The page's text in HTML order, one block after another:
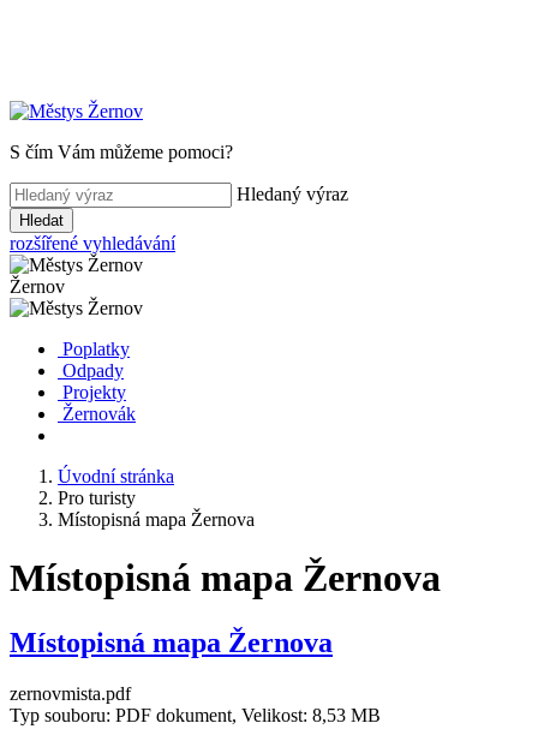
S čím Vám můžeme pomoci?
Hledaný výraz
Hledat
rozšířené vyhledávání
Žernov
Poplatky
Odpady
Projekty
Žernovák
Úvodní stránka
Pro turisty
Místopisná mapa Žernova
Místopisná mapa Žernova
Místopisná mapa Žernova
zernovmista.pdf
Typ souboru: PDF dokument, Velikost: 8,53 MB